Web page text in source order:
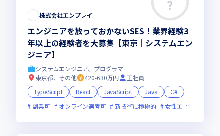
株式会社エンプレイ
エンジニアを放っておかないSES！業界経験3
年以上の経験者を大募集【東京｜システムエン
ジニア】
システムエンジニア、プログラマ
東京都、その他
420-630万円
正社員
TypeScript
React JavaScript Java
C#
副業可
オンライン選考可 新技術に積極的 女性エンジニアが活躍中